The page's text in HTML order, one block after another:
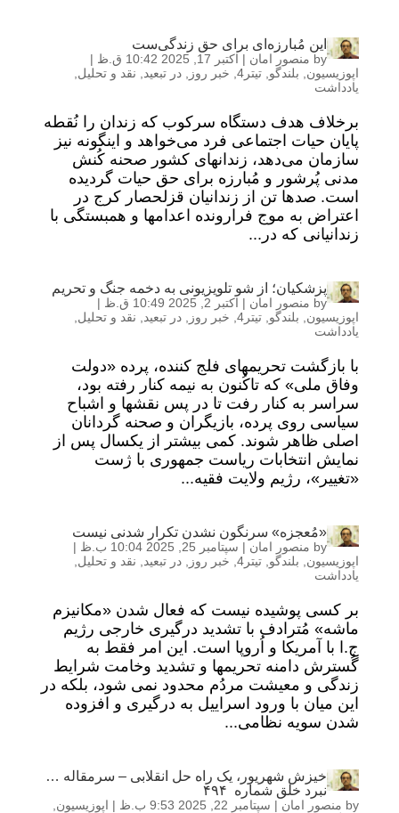
این مُبارزه‌ای برای حق زندگی‌ست
by منصور امان | اکتبر 17, 2025 10:42 ق.ظ
|
اپوزیسیون
بلندگو تیتر4 , خبر روز در تبعید نقد و تحلیل
یادداشت
برخلاف هدف دستگاه سرکوب که زندان را نُقطه
پایان حیات اجتماعی فرد می‌خواهد و اینگونه نیز
سازمان می‌دهد، زندانهای کشور صحنه کُنش
مدنی پُرشور و مُبارزه برای حق حیات گردیده
است. صدها تن از زندانیان قزلحصار کرج در
اعتراض به موج فرارونده اعدامها و همبستگی با
زندانیانی که در...
پزشکیان؛ از شو تلویزیونی به دخمه جنگ و تحریم
by منصور امان | اکتبر 2, 2025 10:49 ق.ظ
|
اپوزیسیون
بلندگو تیتر4 , خبر روز در تبعید نقد و تحلیل
یادداشت
با بازگشت تحریمهای فلج کننده، پرده «دولت
وفاق ملی» که تاکُنون به نیمه کنار رفته بود،
سراسر به کنار رفت تا در پس نقشها و اشباح
سیاسی روی پرده، بازیگران و صحنه گردانان
اصلی ظاهر شوند. کمی بیشتر از یکسال پس از
نمایش انتخابات ریاست جمهوری با ژست
«تغییر»، رژیم ولایت فقیه...
«مُعجزه» سرنگون نشدن تکرار شدنی نیست
by منصور امان | سپتامبر 25, 2025 10:04 ب.ظ
|
اپوزیسیون
بلندگو تیتر4 , خبر روز در تبعید نقد و تحلیل
یادداشت
بر کسی پوشیده نیست که فعال شدن «مکانیزم
ماشه» مُترادف با تشدید درگیری خارجی رژیم
ج.ا با آمریکا و اُروپا است. این امر فقط به
گُسترش دامنه تحریمها و تشدید وخامت شرایط
زندگی و معیشت مردُم محدود نمی شود، بلکه در
این میان با ورود اسراییل به درگیری و افزوده
شدن سویه نظامی...
خیزش شهریور، یک راه حل انقلابی – سرمقاله …
نبرد خلق شماره ۴۹۴
by منصور امان | سپتامبر 22, 2025 9:53 ب.ظ | اپوزیسیون